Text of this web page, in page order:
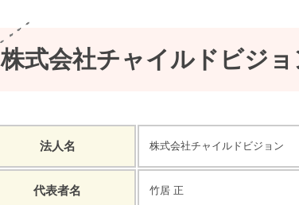
株式会社チャイルドビジ
法人名 株式会社チャイルドビジョン
代表者名 竹居 正